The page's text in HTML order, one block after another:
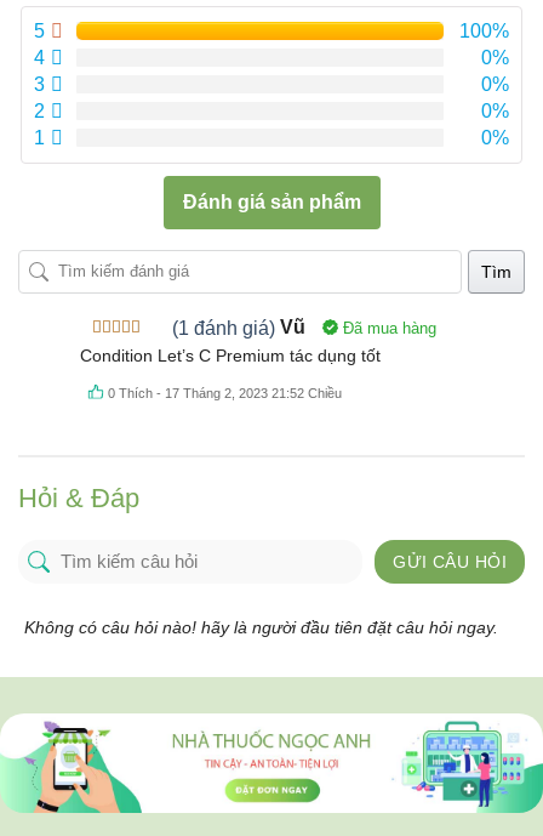
5
100%
4
0%
3
0%
2
0%
1
0%
Đánh giá sản phẩm
Tìm
Được xếp
hạng55
sao
(1 đánh giá) Vũ Đã mua hàng
Condition Let’s C Premium tác dụng tốt
0 Thích - 17 Tháng 2, 2023 21:52 Chiều
Hỏi & Đáp
GỬI CÂU HỎI
Không có câu hỏi nào! hãy là người đầu tiên đặt câu hỏi ngay.